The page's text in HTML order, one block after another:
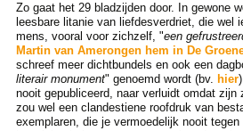
Zo gaat het 29 bladzijden door. In gewone
leesbare litanie van liefdesverdriet, die wel
mens, vooral voor zichzelf, "een
Martin van Amerongen hem in De
schreef meer dichtbundels en ook een
literair monument" genoemd wordt (bv. hier
nooit gepubliceerd, naar verluidt omdat zijn
zou wel een clandestiene roofdruk van
exemplaren, die je vermoedelijk nooit